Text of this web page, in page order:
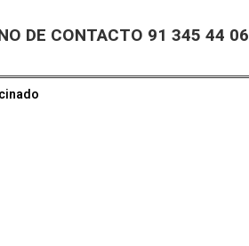
DE CONTACTO 91 345 44 06